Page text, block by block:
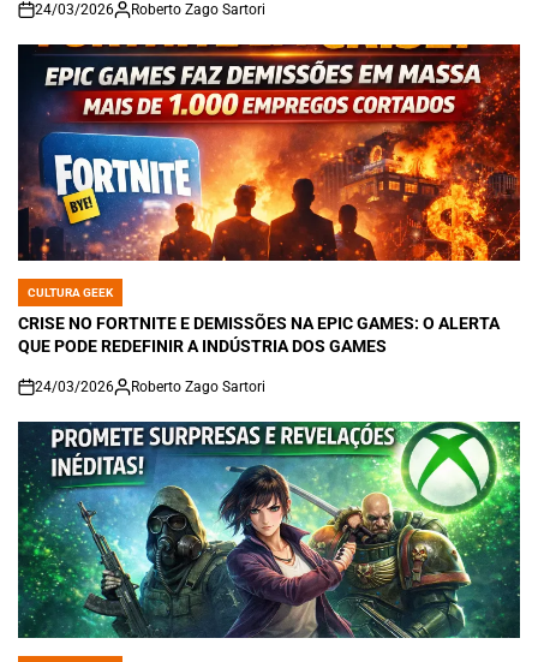
on
24/03/2026 Roberto Zago Sartori
POSTED
IN
CULTURA GEEK
CRISE NO FORTNITE E DEMISSÕES NA EPIC GAMES: O ALERTA
QUE PODE REDEFINIR A INDÚSTRIA DOS GAMES
on
24/03/2026 Roberto Zago Sartori